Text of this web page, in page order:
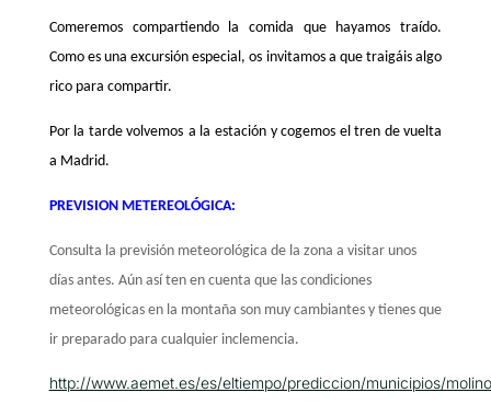
Comeremos compartiendo la comida que hayamos traído.
Como es una excursión especial, os invitamos a que traigáis algo
rico para compartir.
Por la tarde volvemos a la estación y cogemos el tren de vuelta
a Madrid.
PREVISION METEREOLÓGICA:
Consulta la previsión meteorológica de la zona a visitar unos
días antes. Aún así ten en cuenta que las condiciones
meteorológicas en la montaña son muy cambiantes y tienes que
ir preparado para cualquier inclemencia.
http://www.aemet.es/es/eltiempo/prediccion/municipios/